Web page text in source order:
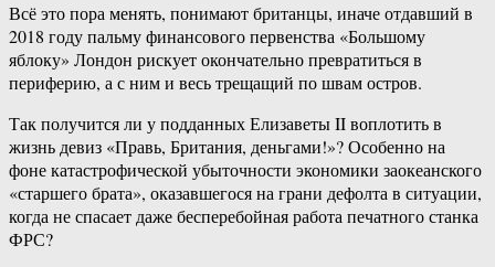
Всё это пора менять, понимают британцы, иначе отдавший в
2018 году пальму финансового первенства «Большому
яблоку» Лондон рискует окончательно превратиться в
периферию, а с ним и весь трещащий по швам остров.
Так получится ли у подданных Елизаветы II воплотить в
жизнь девиз «Правь, Британия, деньгами!»? Особенно на
фоне катастрофической убыточности экономики заокеанского
«старшего брата», оказавшегося на грани дефолта в ситуации,
когда не спасает даже бесперебойная работа печатного станка
ФРС?